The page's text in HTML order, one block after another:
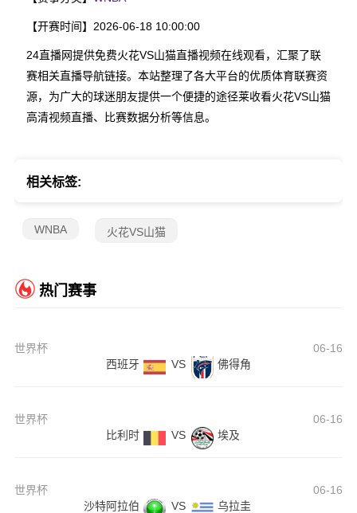
【开赛时间】 2026-06-18 10:00:00
24直播网提供免费火花VS山猫直播视频在线观看，汇聚了联
赛相关直播导航链接。本站整理了各大平台的优质体育联赛资
源，为广大的球迷朋友提供一个便捷的途径莱收看火花VS山猫
高清视频直播、比赛数据分析等信息。
相关标签:
WNBA 火花VS山猫
热门赛事
世界杯
06-16
西班牙
VS 佛得角
世界杯
06-16
比利时
VS 埃及
世界杯
06-16
沙特阿拉伯
VS 乌拉圭